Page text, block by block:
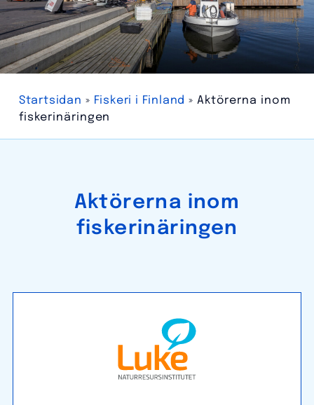
Startsidan » Fiskeri i Finland » Aktörerna inom
fiskerinäringen
Aktörerna inom
fiskerinäringen